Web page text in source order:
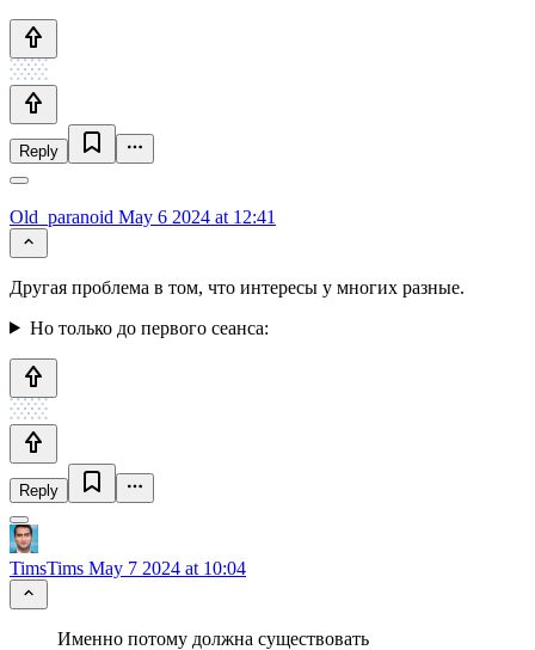
Reply
Old_paranoid May 6 2024 at 12:41
Другая проблема в том, что интересы у многих разные.
Но только до первого сеанса:
Reply
TimsTims May 7 2024 at 10:04
Именно потому должна существовать